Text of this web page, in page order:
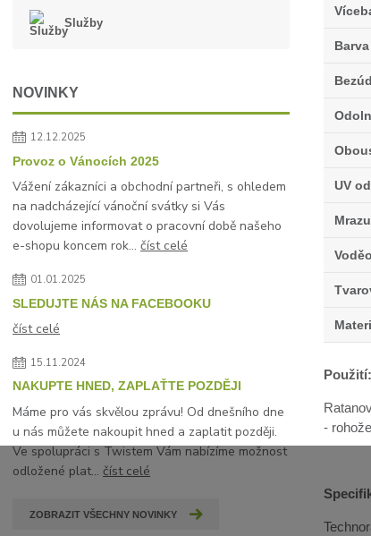
Služby
NOVINKY
12.12.2025
Provoz o Vánocích 2025
Vážení zákazníci a obchodní partneři, s ohledem
na nadcházející vánoční svátky si Vás
dovolujeme informovat o pracovní době našeho
e-shopu koncem rok...číst celé
01.01.2025
SLEDUJTE NÁS NA FACEBOOKU
číst celé
15.11.2024
NAKUPTE HNED, ZAPLAŤTE POZDĚJI
Máme pro vás skvělou zprávu! Od dnešního dne
u nás můžete nakoupit hned a zaplatit později.
Ve spolupráci s Twistem Vám nabízíme možnost
odložené plat...číst celé
ZOBRAZIT VŠECHNY NOVINKY
Barva
UV
Použití:
-